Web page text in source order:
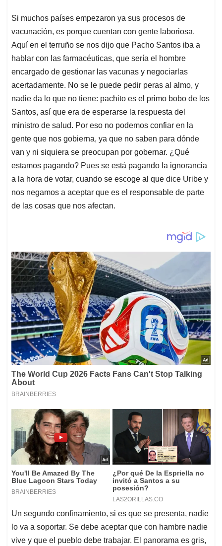
Si muchos países empezaron ya sus procesos de
vacunación, es porque cuentan con gente laboriosa.
Aquí en el terruño se nos dijo que Pacho Santos iba a
hablar con las farmacéuticas, que sería el hombre
encargado de gestionar las vacunas y negociarlas
acertadamente. No se le puede pedir peras al almo, y
nadie da lo que no tiene: pachito es el primo bobo de los
Santos, así que era de esperarse la respuesta del
ministro de salud. Por eso no podemos confiar en la
gente que nos gobierna, ya que no saben para dónde
van y ni siquiera se preocupan por gobernar. ¿Qué
estamos pagando? Pues se está pagando la ignorancia
a la hora de votar, cuando se escoge al que dice Uribe y
nos negamos a aceptar que es el responsable de parte
de las cosas que nos afectan.
Un segundo confinamiento, si es que se presenta, nadie
lo va a soportar. Se debe aceptar que con hambre nadie
vive y que el pueblo debe trabajar. El panorama es gris,